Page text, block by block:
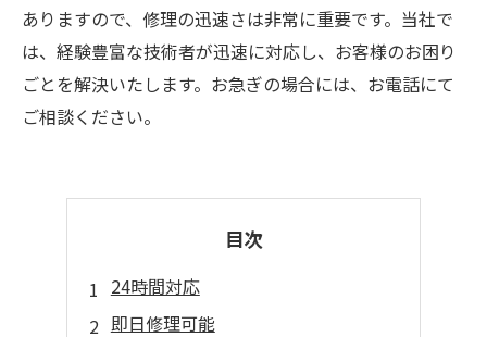
ありますので、修理の迅速さは非常に重要です。当社で
は、経験豊富な技術者が迅速に対応し、お客様のお困り
ごとを解決いたします。お急ぎの場合には、お電話にて
ご相談ください。
目次
24時間対応
即日修理可能